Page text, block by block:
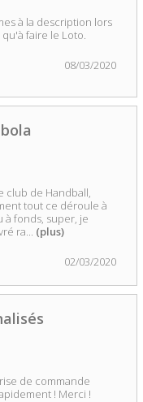
à la description lors
faire le Loto.
08/03/2020
club de Handball,
tout ce déroule à
fonds, super, je
ra... (plus)
02/03/2020
de commande
! Merci !